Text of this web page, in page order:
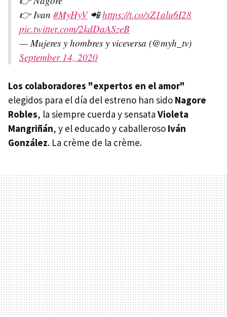
👉 Ivan #MyHyV📲https://t.co/xZ1alu6I28
pic.twitter.com/2kdDaASzeB
— Mujeres y hombres y viceversa (@myh_tv)
September 14, 2020
Los colaboradores "expertos en el amor"
elegidos para el día del estreno han sido Nagore
Robles, la siempre cuerda y sensata Violeta
Mangriñán, y el educado y caballeroso Iván
González. La crème de la crème.